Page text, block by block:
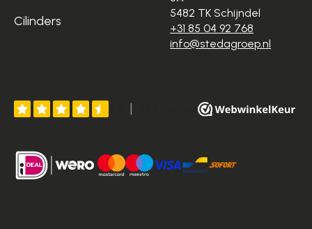
Cilinders
5482 TK Schijndel
+31 85 04 92 768
info@stedagroep.nl